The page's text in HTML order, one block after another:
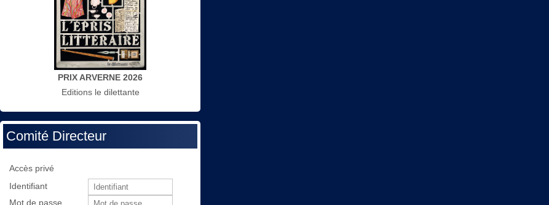
PRIX ARVERNE 2026
Editions le dilettante
Comité Directeur
Accès privé
Identifiant
Mot de passe